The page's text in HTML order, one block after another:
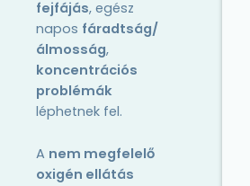
fejfájás, egész
napos fáradtság/
álmosság,
koncentrációs
problémák
léphetnek fel.
A nem megfelelő
oxigén ellátás